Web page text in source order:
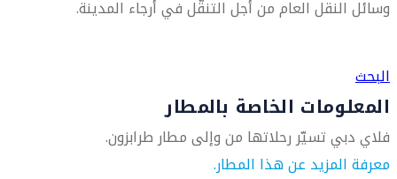
وسائل النقل العام من أجل التنقّل في أرجاء المدينة.
البحث
المعلومات الخاصة بالمطار
فلاي دبي تسيّر رحلاتها من وإلى مطار طرابزون.
معرفة المزيد عن هذا المطار.